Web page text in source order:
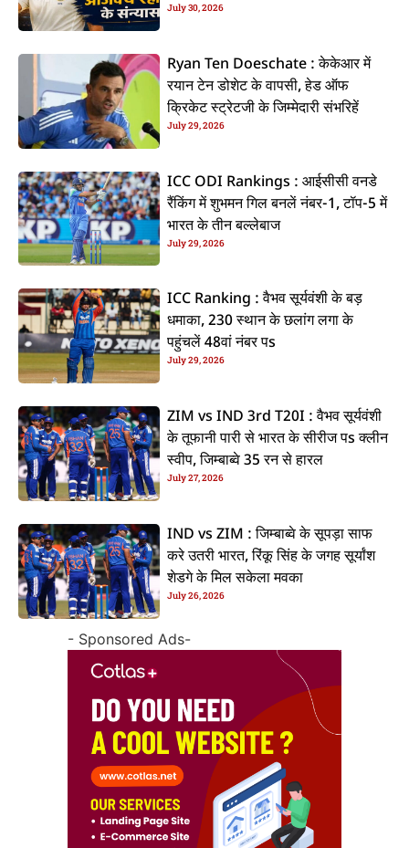
कइलें एलान
July 30, 2026
Ryan Ten Doeschate : केकेआर में
रयान टेन डोशेट के वापसी, हेड ऑफ
क्रिकेट स्ट्रेटजी के जिम्मेदारी संभरिहें
July 29, 2026
ICC ODI Rankings : आईसीसी वनडे
रैंकिंग में शुभमन गिल बनलें नंबर-1, टॉप-5 में
भारत के तीन बल्लेबाज
July 29, 2026
ICC Ranking : वैभव सूर्यवंशी के बड़
धमाका, 230 स्थान के छलांग लगा के
पहुंचलें 48वां नंबर पs
July 29, 2026
ZIM vs IND 3rd T20I : वैभव सूर्यवंशी
के तूफानी पारी से भारत के सीरीज पs क्लीन
स्वीप, जिम्बाब्वे 35 रन से हारल
July 27, 2026
IND vs ZIM : जिम्बाब्वे के सूपड़ा साफ
करे उतरी भारत, रिंकू सिंह के जगह सूर्यांश
शेडगे के मिल सकेला मवका
July 26, 2026
- Sponsored Ads-